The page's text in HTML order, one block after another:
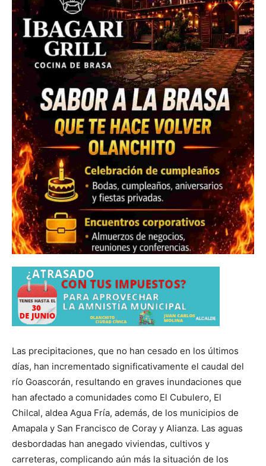
Las precipitaciones, que no han cesado en los últimos
días, han incrementado significativamente el caudal del
río Goascorán, resultando en graves inundaciones que
han afectado a comunidades como El Cubulero, El
Chilcal, aldea Agua Fría, además, de los municipios de
Amapala y San Francisco de Coray y Alianza. Las aguas
desbordadas han anegado viviendas, cultivos y
carreteras, complicando aún más la situación de los